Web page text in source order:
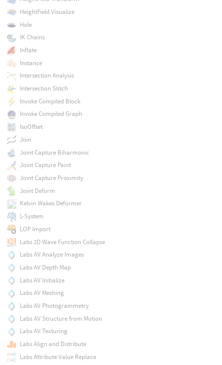
HeightField Visualize
Hole
IK Chains
Inflate
Instance
Intersection Analysis
Intersection Stitch
Invoke Compiled Block
Invoke Compiled Graph
IsoOffset
Join
Joint Capture Biharmonic
Joint Capture Paint
Joint Capture Proximity
Joint Deform
Kelvin Wakes Deformer
L-System
LOP Import
Labs 2D Wave Function Collapse
Labs AV Analyze Images
Labs AV Depth Map
Labs AV Initialize
Labs AV Meshing
Labs AV Photogrammetry
Labs AV Structure from Motion
Labs AV Texturing
Labs Align and Distribute
Labs Attribute Value Replace